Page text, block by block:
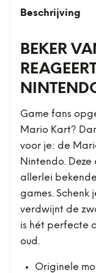
Beschrijving
BEKER
Game fans
Mario Kart?
voor je: de
Nintendo. Deze
allerlei
games. Schenk
verdwijnt de
is hét perfecte
oud.
Originele